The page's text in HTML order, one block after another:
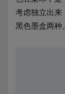
考虑独立出来
黑色墨盒两种。